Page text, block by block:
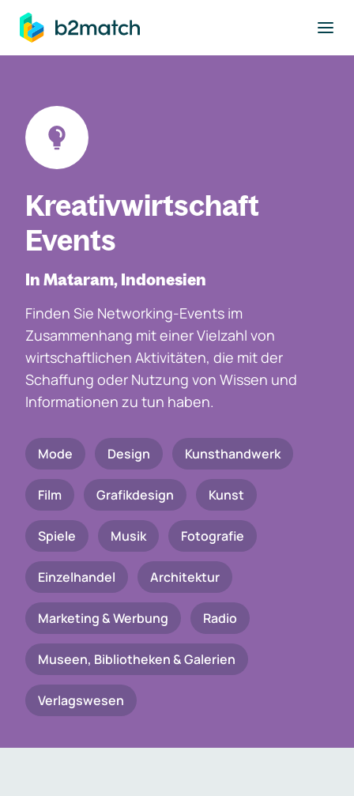
springen
Kreativwirtschaft
Events
In Mataram, Indonesien
Finden Sie Networking-Events im
Zusammenhang mit einer Vielzahl von
wirtschaftlichen Aktivitäten, die mit der
Schaffung oder Nutzung von Wissen und
Informationen zu tun haben.
Mode Design Kunsthandwerk
Film Grafikdesign Kunst
Spiele Musik Fotografie
Einzelhandel Architektur
Marketing & Werbung Radio
Museen, Bibliotheken & Galerien
Verlagswesen